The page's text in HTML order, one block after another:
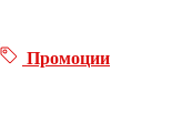
Промоции